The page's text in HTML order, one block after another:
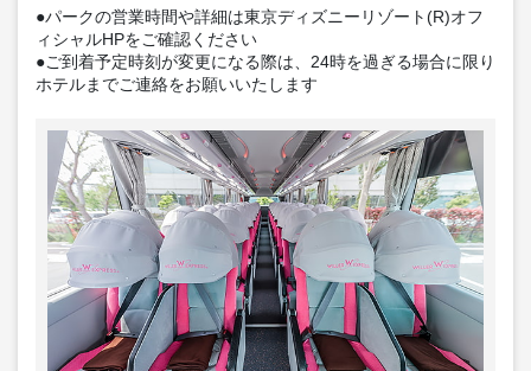
●パークの営業時間や詳細は東京ディズニーリゾート(R)オフ
ィシャルHPをご確認ください
●ご到着予定時刻が変更になる際は、24時を過ぎる場合に限り
ホテルまでご連絡をお願いいたします